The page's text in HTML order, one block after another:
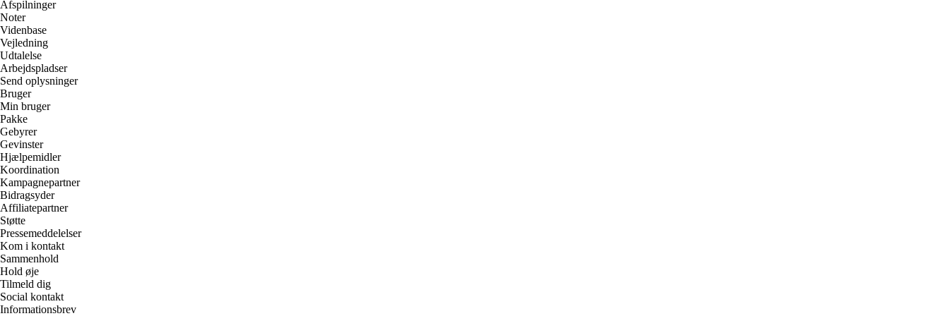
Afspilninger
Noter
Videnbase
Vejledning
Udtalelse
Arbejdspladser
Send oplysninger
Bruger
Min bruger
Pakke
Gebyrer
Gevinster
Hjælpemidler
Koordination
Kampagnepartner
Bidragsyder
Affiliatepartner
Støtte
Pressemeddelelser
Kom i kontakt
Sammenhold
Hold øje
Tilmeld dig
Social kontakt
Informationsbrev